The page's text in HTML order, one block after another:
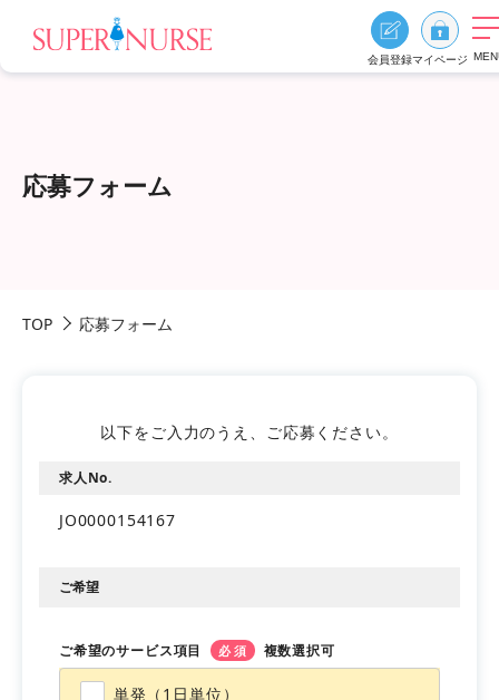
会員登録マイページ
おすすめ特集
お役立ち情報
応募フォーム
TOP 応募フォーム
以下をご入力のうえ、ご応募ください。
求人No.
JO0000154167
ご希望
ご希望のサービス項目 必須 複数選択可
単発（1日単位）